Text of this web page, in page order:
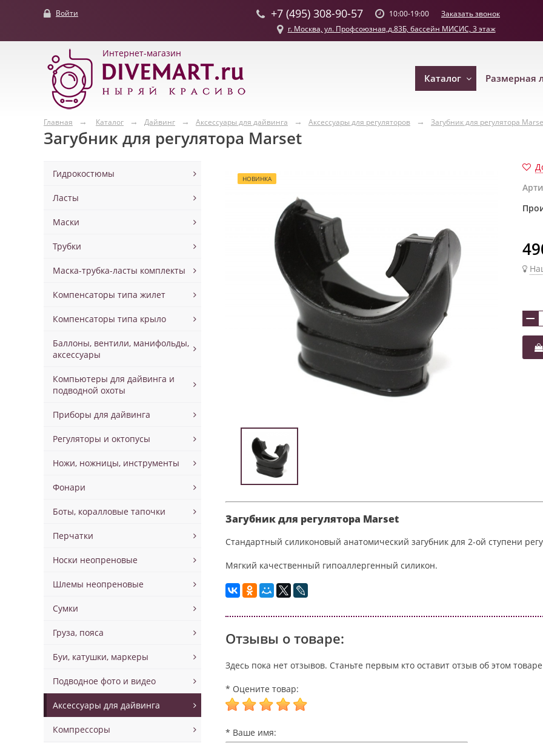
Войти +7 (495) 308-90-57 10:00-19:00
Заказать звонок
г. Москва, ул. Профсоюзная,д.83Б, бассейн МИСИС, 3 этаж
Интернет-магазин
Каталог Размерная
Главная Каталог Дайвинг Аксессуары для дайвинга Аксессуары для регуляторов Загубник для регулятора
Загубник для регулятора Marset
Гидрокостюмы
Ласты
Маски
Трубки
Маска-трубка-ласты комплекты
Компенсаторы типа жилет
Компенсаторы типа крыло
Баллоны, вентили, манифольды,
аксессуары
Компьютеры для дайвинга и
подводной охоты
Приборы для дайвинга
Регуляторы и октопусы
Ножи, ножницы, инструменты
Фонари
Боты, коралловые тапочки
Перчатки
Носки неопреновые
Шлемы неопреновые
Сумки
Груза, пояса
Буи, катушки, маркеры
Подводное фото и видео
Аксессуары для дайвинга
Компрессоры
НОВИНКА
−
Загубник для регулятора Marset
Стандартный силиконовый анатомический загубник для 2-ой ступени
Мягкий качественный гипоаллергенный силикон.
Отзывы о товаре:
Здесь пока нет отзывов. Станьте первым кто оставит отзыв об этом
* Оцените товар:
* Ваше имя: